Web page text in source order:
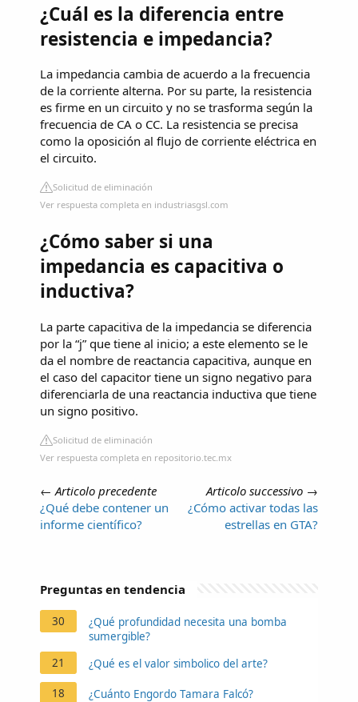
¿Cuál es la diferencia entre
resistencia e impedancia?
La impedancia cambia de acuerdo a la frecuencia
de la corriente alterna. Por su parte, la resistencia
es firme en un circuito y no se trasforma según la
frecuencia de CA o CC. La resistencia se precisa
como la oposición al flujo de corriente eléctrica en
el circuito.
Solicitud de eliminación
Ver respuesta completa en industriasgsl.com
¿Cómo saber si una
impedancia es capacitiva o
inductiva?
La parte capacitiva de la impedancia se diferencia
por la “j” que tiene al inicio; a este elemento se le
da el nombre de reactancia capacitiva, aunque en
el caso del capacitor tiene un signo negativo para
diferenciarla de una reactancia inductiva que tiene
un signo positivo.
Solicitud de eliminación
Ver respuesta completa en repositorio.tec.mx
← Articolo precedente
¿Qué debe contener un
informe científico?
Articolo successivo →
¿Cómo activar todas las
estrellas en GTA?
Preguntas en tendencia
30
¿Qué profundidad necesita una bomba
sumergible?
21
¿Qué es el valor simbolico del arte?
18 ¿Cuánto Engordo Tamara Falcó?